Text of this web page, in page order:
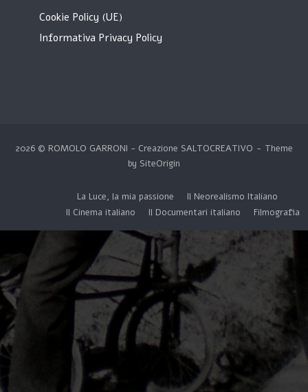
Cookie Policy (UE)
Informativa Privacy Policy
2026 © ROMOLO GARRONI - Creazione SALTOCREATIVO
Theme
by SiteOrigin
La Luce, la mia passione
Il Neorealismo Italiano
Il Cinema italiano
Il Documentari italiano Filmografia